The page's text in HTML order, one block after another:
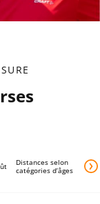
Distances selon
catégories d’âges
lie
n